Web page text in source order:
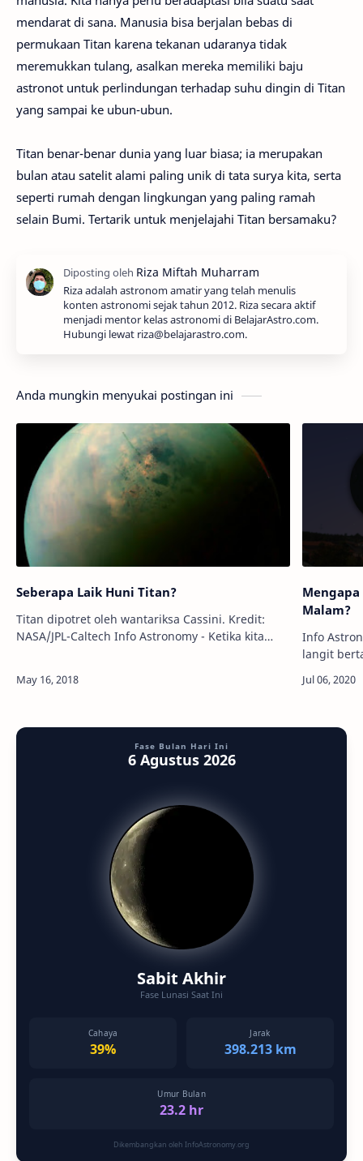
mendarat di sana. Manusia bisa berjalan bebas di
permukaan Titan karena tekanan udaranya tidak
meremukkan tulang, asalkan mereka memiliki baju
astronot untuk perlindungan terhadap suhu dingin di Titan
yang sampai ke ubun-ubun.
Titan benar-benar dunia yang luar biasa; ia merupakan
bulan atau satelit alami paling unik di tata surya kita, serta
seperti rumah dengan lingkungan yang paling ramah
selain Bumi. Tertarik untuk menjelajahi Titan bersamaku?
Riza adalah astronom amatir yang telah menulis
konten astronomi sejak tahun 2012. Riza secara aktif
menjadi mentor kelas astronomi di BelajarAstro.com.
Hubungi lewat riza@belajarastro.com.
Anda mungkin menyukai postingan ini
Seberapa Laik Huni Titan?
Titan dipotret oleh wantariksa Cassini. Kredit:
NASA/JPL-Caltech Info Astronomy - Ketika kita
Malam?
Info
langit
lho,
Fase Bulan Hari Ini
6 Agustus 2026
Sabit Akhir
Fase Lunasi Saat Ini
Cahaya
39%
Jarak
398.213 km
Umur Bulan
23.2 hr
Dikembangkan oleh InfoAstronomy.org